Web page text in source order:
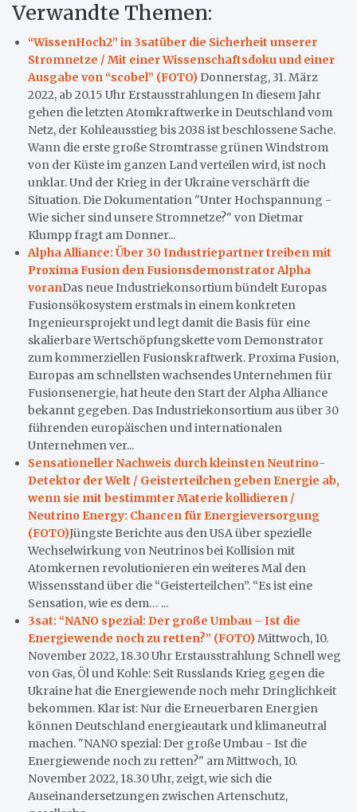
Verwandte Themen:
“WissenHoch2” in 3satüber die Sicherheit unserer
Stromnetze / Mit einer Wissenschaftsdoku und einer
Ausgabe von “scobel” (FOTO)Donnerstag, 31. März
2022, ab 20.15 Uhr Erstausstrahlungen In diesem Jahr
gehen die letzten Atomkraftwerke in Deutschland vom
Netz, der Kohleausstieg bis 2038 ist beschlossene Sache.
Wann die erste große Stromtrasse grünen Windstrom
von der Küste im ganzen Land verteilen wird, ist noch
unklar. Und der Krieg in der Ukraine verschärft die
Situation. Die Dokumentation "Unter Hochspannung -
Wie sicher sind unsere Stromnetze?" von Dietmar
Klumpp fragt am Donner...
Alpha Alliance: Über 30 Industriepartner treiben mit
Proxima Fusion den Fusionsdemonstrator Alpha
voranDas neue Industriekonsortium bündelt Europas
Fusionsökosystem erstmals in einem konkreten
Ingenieursprojekt und legt damit die Basis für eine
skalierbare Wertschöpfungskette vom Demonstrator
zum kommerziellen Fusionskraftwerk. Proxima Fusion,
Europas am schnellsten wachsendes Unternehmen für
Fusionsenergie, hat heute den Start der Alpha Alliance
bekannt gegeben. Das Industriekonsortium aus über 30
führenden europäischen und internationalen
Unternehmen ver...
Sensationeller Nachweis durch kleinsten Neutrino-
Detektor der Welt / Geisterteilchen geben Energie ab,
wenn sie mit bestimmter Materie kollidieren /
Neutrino Energy: Chancen für Energieversorgung
(FOTO)Jüngste Berichte aus den USA über spezielle
Wechselwirkung von Neutrinos bei Kollision mit
Atomkernen revolutionieren ein weiteres Mal den
Wissensstand über die “Geisterteilchen”. “Es ist eine
Sensation, wie es dem… ...
3sat: “NANO spezial: Der große Umbau – Ist die
Energiewende noch zu retten?” (FOTO)Mittwoch, 10.
November 2022, 18.30 Uhr Erstausstrahlung Schnell weg
von Gas, Öl und Kohle: Seit Russlands Krieg gegen die
Ukraine hat die Energiewende noch mehr Dringlichkeit
bekommen. Klar ist: Nur die Erneuerbaren Energien
können Deutschland energieautark und klimaneutral
machen. "NANO spezial: Der große Umbau - Ist die
Energiewende noch zu retten?" am Mittwoch, 10.
November 2022, 18.30 Uhr, zeigt, wie sich die
Auseinandersetzungen zwischen Artenschutz,